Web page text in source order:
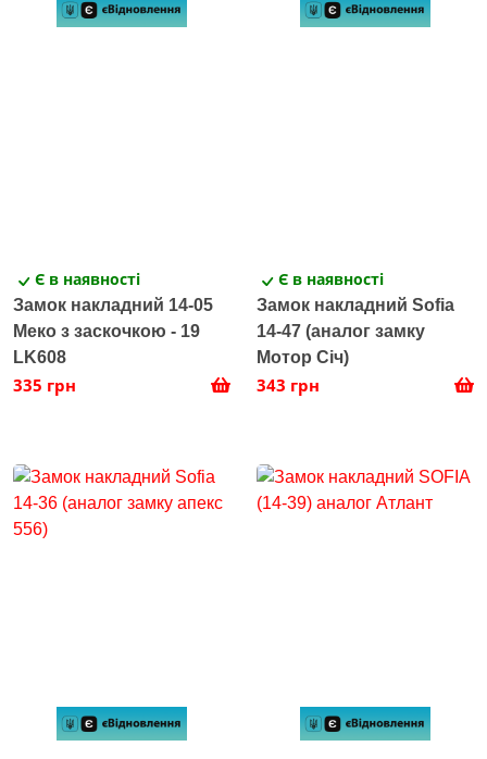
Є в наявності
Замок накладний 14-05
Меко з заскочкою - 19
LK608
335 грн
Є в наявності
Замок накладний Sofia
14-47 (аналог замку
Мотор Січ)
343 грн